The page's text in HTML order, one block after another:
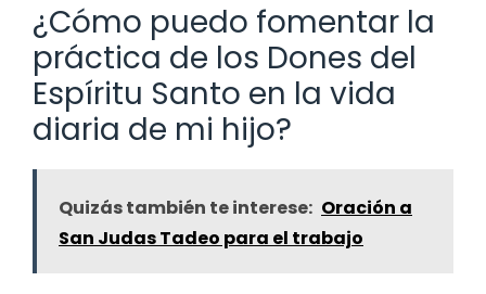
¿Cómo puedo fomentar la
práctica de los Dones del
Espíritu Santo en la vida
diaria de mi hijo?
Quizás también te interese: Oración a
San Judas Tadeo para el trabajo